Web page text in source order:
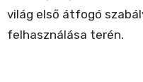
világ első átfogó
felhasználása terén.